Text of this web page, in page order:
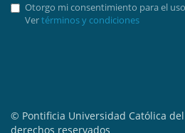
Otorgo mi consentimiento para el
Vertérminos y condiciones
© Pontificia Universidad Católica
derechos reservados